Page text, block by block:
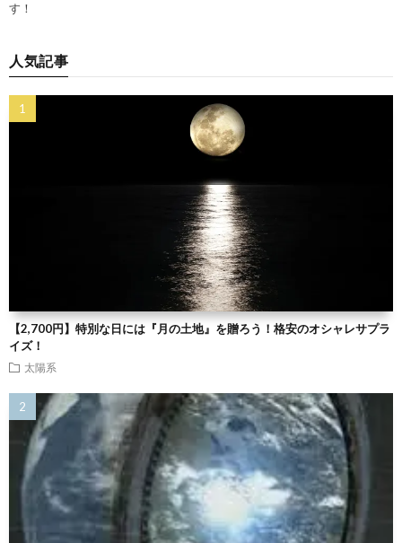
す！
人気記事
【2,700円】特別な日には『月の土地』を贈ろう！格安のオシャレサプラ
イズ！
太陽系